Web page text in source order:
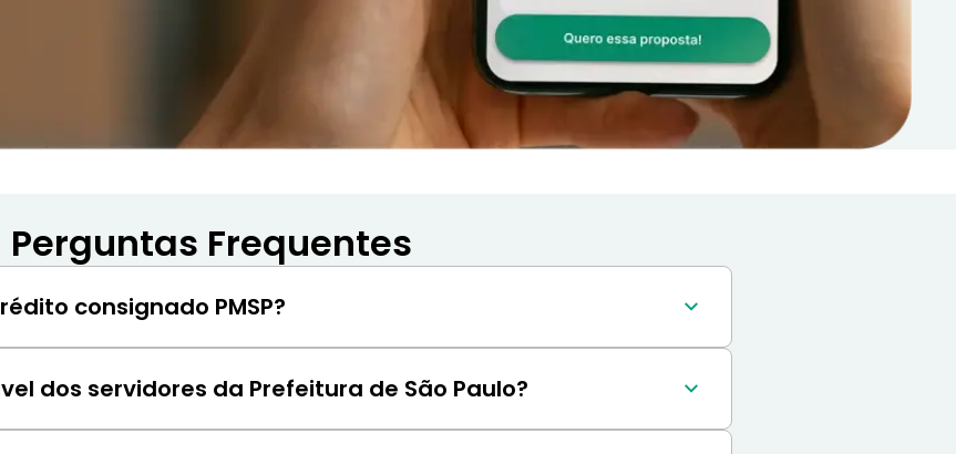
Perguntas Frequentes
consignado PMSP?
e pensionistas municipais, vinculados ao Regime Próprio de
dos servidores da Prefeitura de São Paulo?
consignável para servidores municipais de São Paulo é 30% do salário